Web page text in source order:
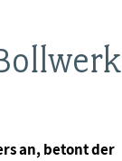
an, betont der